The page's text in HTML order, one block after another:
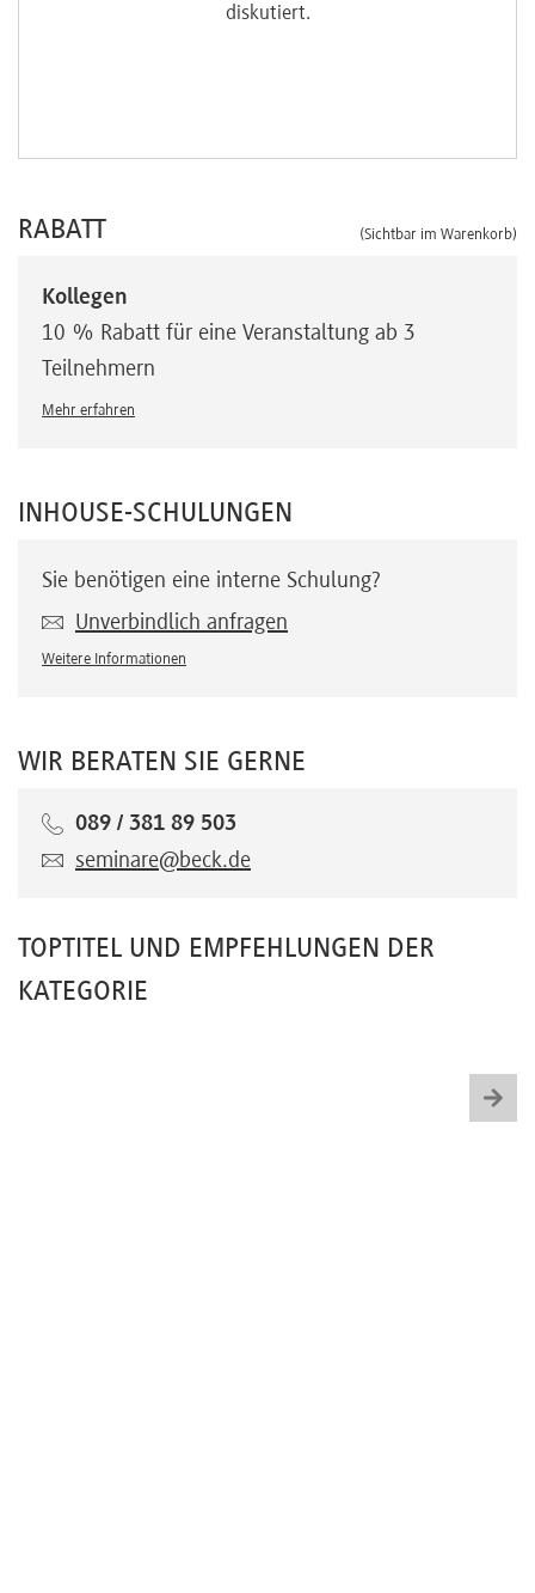
diskutiert.
RABATT (Sichtbar im Warenkorb)
Kollegen
10 % Rabatt für eine Veranstaltung ab 3
Teilnehmern
Mehr erfahren
INHOUSE-SCHULUNGEN
Sie benötigen eine interne Schulung?
Unverbindlich anfragen
Weitere Informationen
WIR BERATEN SIE GERNE
089 / 381 89 503
seminare@beck.de
TOPTITEL UND EMPFEHLUNGEN DER
KATEGORIE